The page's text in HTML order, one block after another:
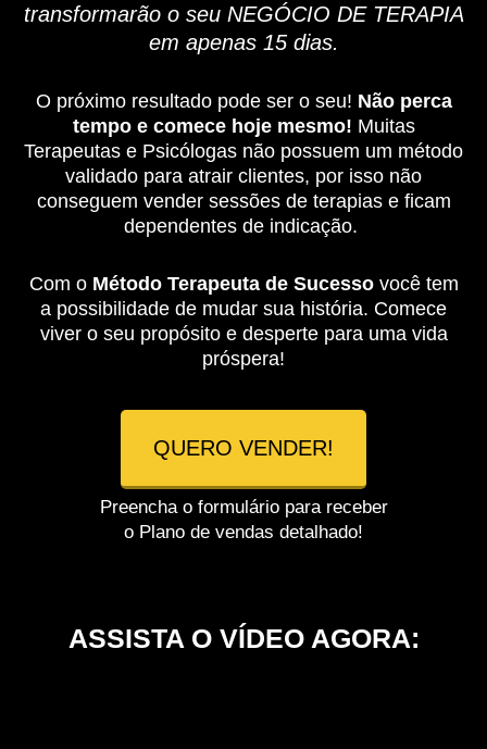
transformarão o seu NEGÓCIO DE TERAPIA
em apenas 15 dias.
O próximo resultado pode ser o seu! Não perca
tempo e comece hoje mesmo! Muitas
Terapeutas e Psicólogas não possuem um método
validado para atrair clientes, por isso não
conseguem vender sessões de terapias e ficam
dependentes de indicação.
Com o Método Terapeuta de Sucessovocê tem
a possibilidade de mudar sua história. Comece
viver o seu propósito e desperte para uma vida
próspera!
QUERO VENDER!
Preencha o formulário para receber
o Plano de vendas detalhado!
ASSISTA O VÍDEO AGORA: